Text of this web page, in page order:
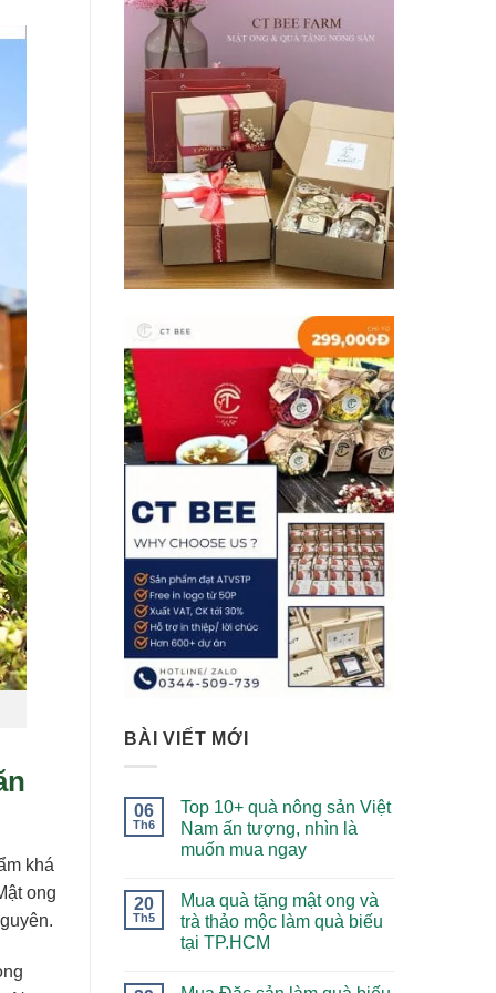
khá
ong
BÀI VIẾT MỚI
06
Th6
Top 10+ quà nông sản Việt
Nam ấn tượng, nhìn là
muốn mua ngay
20
Th5
Mua quà tặng mật ong và
trà thảo mộc làm quà biếu
tại TP.HCM